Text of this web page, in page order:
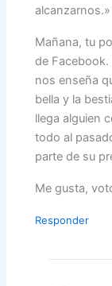
alcanzarnos.»
Mañana, tu
de
nos enseña
bella y la
llega alguien
todo al
parte de su
Me gusta,
Responder